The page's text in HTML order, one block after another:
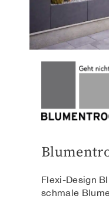
Flexi-Design
schmale